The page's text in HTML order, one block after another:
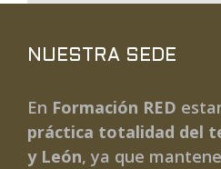
NUESTRA SEDE
En Formación RED
práctica totalidad del
y León, ya que